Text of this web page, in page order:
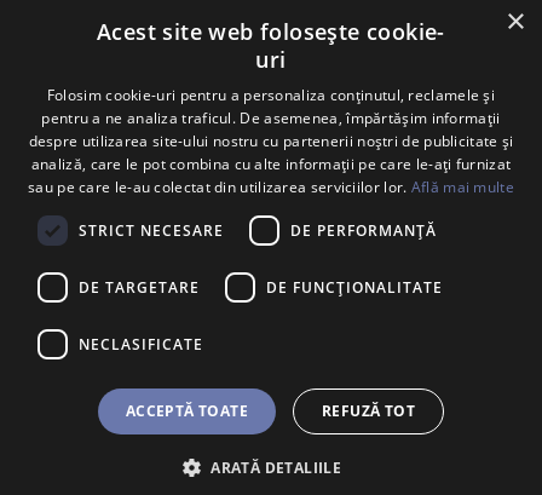
© 2026. Porsche Inter Auto Romania. Toate drepturile rezervate.
Porsche Inter Auto Romania SRL
RO22188461 J2007002067233
B-dul Pipera, nr. 2, Sala 1, Etaj 2, Voluntari, jud.Ilfov - sediu
social
B-dul Pipera, nr. 1/X, Centrul Porsche București – PCB,
Voluntari, jud. Ilfov – punct de lucru
Calea Lugojului, nr. 136, loc. Ghiroda, jud. Timiș – punct de
×
Acest site web folosește cookie-
uri
Folosim cookie-uri pentru a personaliza conținutul, reclamele și
pentru a ne analiza traficul. De asemenea, împărtășim informații
despre utilizarea site-ului nostru cu partenerii noștri de publicitate și
analiză, care le pot combina cu alte informații pe care le-ați furnizat
sau pe care le-au colectat din utilizarea serviciilor lor. Află mai multe
STRICT NECESARE DE PERFORMANȚĂ
DE TARGETARE DE FUNCŢIONALITATE
NECLASIFICATE
ACCEPTĂ TOATE REFUZĂ TOT
ARATĂ DETALIILE